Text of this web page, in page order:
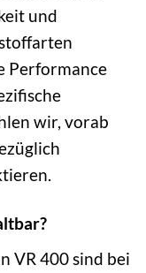
und
Performance
wir, vorab
VR 400 sind bei